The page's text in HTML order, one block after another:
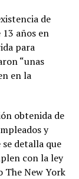
de
años en
para
“unas
en la
obtenida de
y
detalla que
con la ley
The New York